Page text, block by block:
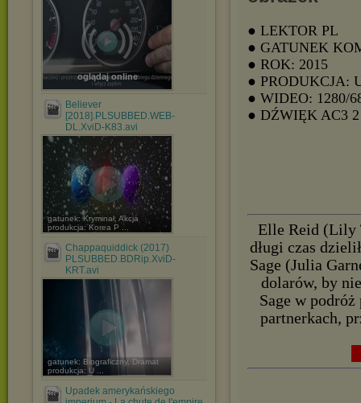
oglądaj online
Believer
[2018].PLSUBBED.WEB-
DL.XviD-K83.avi
gatunek: Kryminał, Akcja
produkcja: Korea P ...
Chappaquiddick (2017)
PLSUBBED.BDRip.XviD-
KRT.avi
gatunek: Biograficzny, Dramat
produkcja: U ...
Upadek amerykańskiego
● LEKTOR PL
● GATUNEK
● ROK: 2015
● PRODUKCJA:
● WIDEO: 1280/
● DŹWIĘK AC3
Elle Reid (Lily
długi czas
Sage (Julia
dolarów, by
Sage w
partnerkach,